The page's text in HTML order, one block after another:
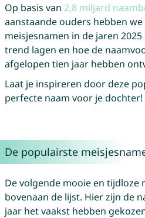
Op basis van 2,8 miljard
aanstaande ouders hebben
meisjesnamen in de jaren
trend lagen en hoe de
afgelopen tien jaar hebben
Laat je inspireren door deze
perfecte naam voor je dochter!
De populairste
De volgende mooie en tijdloze
bovenaan de lijst. Hier zijn de
jaar het vaakst hebben